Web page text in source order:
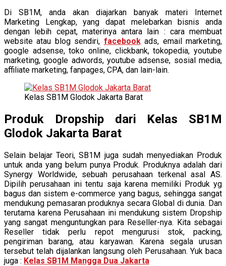
Di SB1M, anda akan diajarkan banyak materi Internet
Marketing Lengkap, yang dapat melebarkan bisnis anda
dengan lebih cepat, materinya antara lain : cara membuat
website atau blog sendiri, facebook ads, email marketing,
google adsense, toko online, clickbank, tokopedia, youtube
marketing, google adwords, youtube adsense, sosial media,
affiliate marketing, fanpages, CPA, dan lain-lain.
Kelas SB1M Glodok Jakarta Barat
Produk Dropship dari Kelas SB1M
Glodok Jakarta Barat
Selain belajar Teori, SB1M juga sudah menyediakan Produk
untuk anda yang belum punya Produk. Produknya adalah dari
Synergy Worldwide, sebuah perusahaan terkenal asal AS.
Dipilih perusahaan ini tentu saja karena memiliki Produk yg
bagus dan sistem e-commerce yang bagus, sehingga sangat
mendukung pemasaran produknya secara Global di dunia. Dan
terutama karena Perusahaan ini mendukung sistem Dropship
yang sangat menguntungkan para Reseller-nya. Kita sebagai
Reseller tidak perlu repot mengurusi stok, packing,
pengiriman barang, atau karyawan. Karena segala urusan
tersebut telah dijalankan langsung oleh Perusahaan. Yuk baca
juga : Kelas SB1M Mangga Dua Jakarta